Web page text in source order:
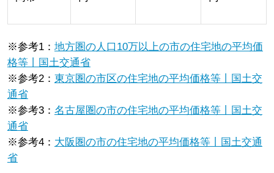
※参考1： 地方圏の人口10万以上の市の住宅地の平均価
格等丨国土交通省
※参考2： 東京圏の市区の住宅地の平均価格等丨国土交
通省
※参考3： 名古屋圏の市の住宅地の平均価格等丨国土交
通省
※参考4： 大阪圏の市の住宅地の平均価格等丨国土交通
省